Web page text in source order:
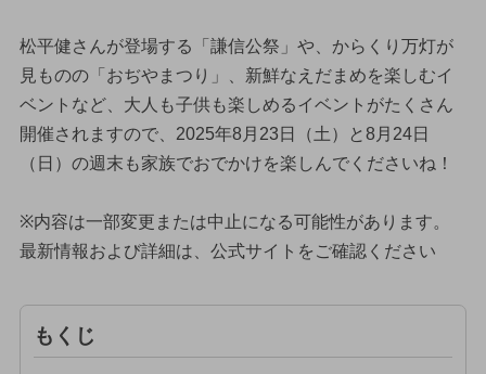
松平健さんが登場する「謙信公祭」や、からくり万灯が
見ものの「おぢやまつり」、新鮮なえだまめを楽しむイ
ベントなど、大人も子供も楽しめるイベントがたくさん
開催されますので、2025年8月23日（土）と8月24日
（日）の週末も家族でおでかけを楽しんでくださいね！
※内容は一部変更または中止になる可能性があります。
最新情報および詳細は、公式サイトをご確認ください
もくじ